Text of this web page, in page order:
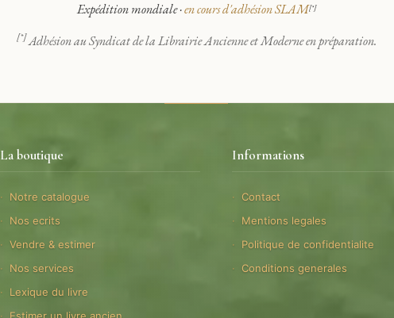
Expédition mondiale ·en cours d'adhésion SLAM[*]
[*]Adhésion au Syndicat de la Librairie Ancienne et Moderne en préparation.
La boutique
Notre catalogue
Nos ecrits
Vendre & estimer
Nos services
Lexique du livre
Informations
Contact
Mentions legales
Politique de confidentialite
Conditions generales